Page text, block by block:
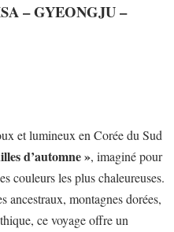
– GYEONGJU –
et lumineux en Corée du Sud
d’automne », imaginé pour
couleurs les plus chaleureuses.
ancestraux, montagnes dorées,
ce voyage offre un